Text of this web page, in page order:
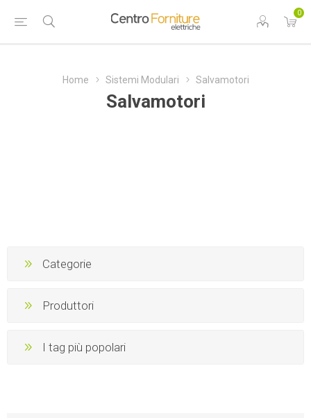
0
Home Sistemi Modulari Salvamotori
Salvamotori
Categorie
Produttori
I tag più popolari